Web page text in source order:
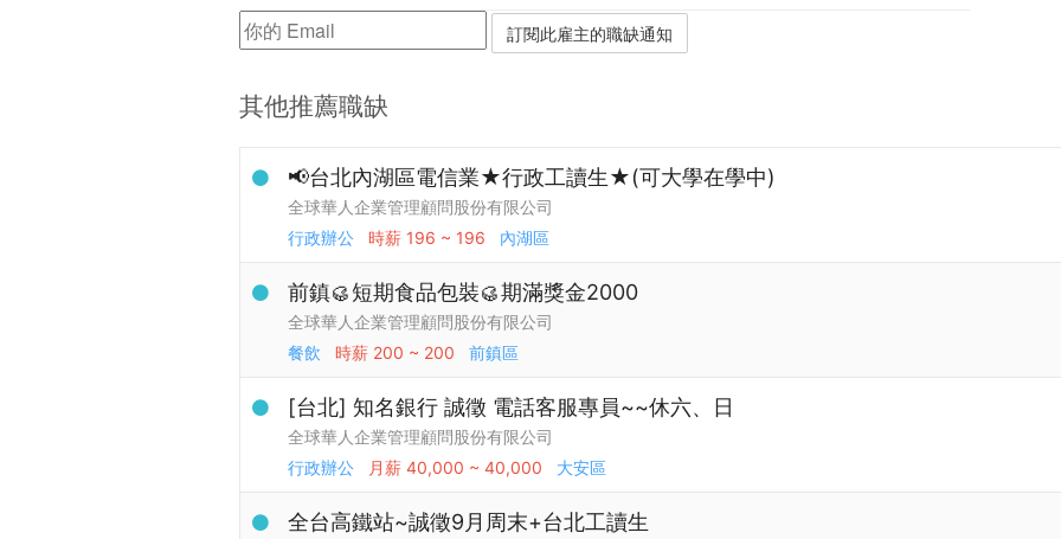
其他推薦職缺
📢台北內湖區電信業★行政工讀生★(可大學在學中)
全球華人企業管理顧問股份有限公司
行政辦公
時薪 196 ~ 196 內湖區
前鎮🥮短期食品包裝🥮期滿獎金2000
全球華人企業管理顧問股份有限公司
餐飲
時薪 200 ~ 200 前鎮區
[台北] 知名銀行 誠徵 電話客服專員~~休六、日
全球華人企業管理顧問股份有限公司
行政辦公
月薪 40,000 ~ 40,000 大安區
全台高鐵站~誠徵9月周末+台北工讀生